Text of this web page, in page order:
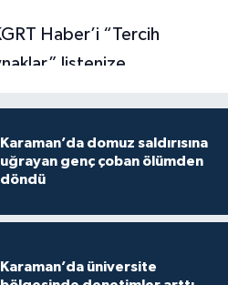
Karaman’da domuz saldırısına
uğrayan genç çoban ölümden
döndü
Karaman’da üniversite